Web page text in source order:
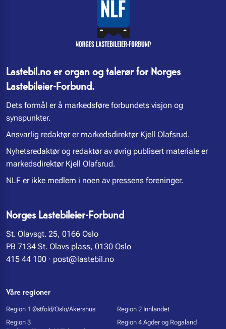
Lastebil.no er organ og talerør for Norges
Lastebileier-Forbund.
Dets formål er å markedsføre forbundets visjon og
synspunkter.
Ansvarlig redaktør er markedsdirektør Kjell Olafsrud.
Nyhetsredaktør og redaktør av øvrig publisert materiale er
markedsdirektør Kjell Olafsrud.
NLF er ikke medlem i noen av pressens foreninger.
Norges Lastebileier-Forbund
St. Olavsgt. 25, 0166 Oslo
PB 7134 St. Olavs plass, 0130 Oslo
415 44 100 · post@lastebil.no
Våre regioner
Region 1 Østfold/Oslo/Akershus
Region 2 Innlandet
Region 3
Region 4 Agder og Rogaland